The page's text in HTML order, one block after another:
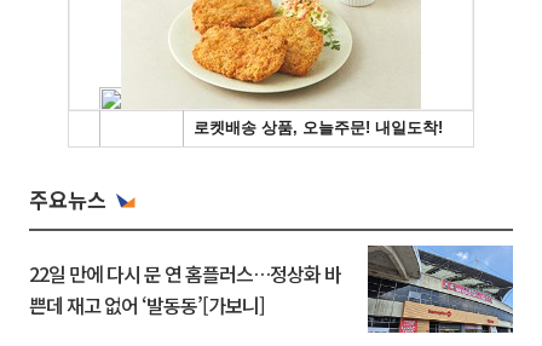
주요뉴스
22일 만에 다시 문 연 홈플러스…정상화 바
쁜데 재고 없어 ‘발동동’[가보니]